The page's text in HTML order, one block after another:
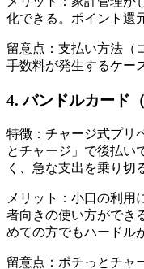
化できる。ポイント還
留意点：支払い方法（
手数料が発生するケー
4. バンドルカード
特徴：チャージ式プリ
とチャージ」で後払い
く、急な支出を乗り切
メリット：小口の利用
者向きの使い方ができ
めての方でもハードル
留意点：ポチっとチャ